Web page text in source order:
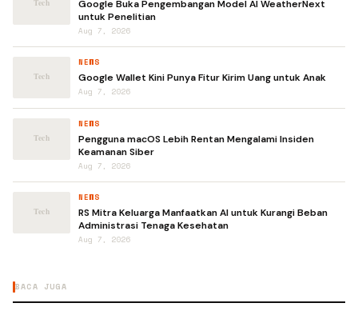
Google Buka Pengembangan Model AI WeatherNext
untuk Penelitian
Aug 7, 2026
NEWS
Google Wallet Kini Punya Fitur Kirim Uang untuk Anak
Aug 7, 2026
NEWS
Pengguna macOS Lebih Rentan Mengalami Insiden
Keamanan Siber
Aug 7, 2026
NEWS
RS Mitra Keluarga Manfaatkan AI untuk Kurangi Beban
Administrasi Tenaga Kesehatan
Aug 7, 2026
BACA JUGA